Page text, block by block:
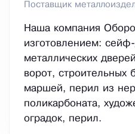
Поставщик
Наша компания
изготовлением:
металлических
ворот, строительных
маршей, перил из
поликарбоната,
оградок, перил.